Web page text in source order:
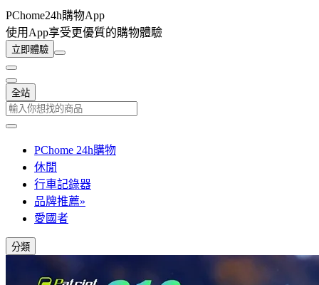
PChome24h購物App
使用App享受更優質的購物體驗
立即體驗
全站
PChome 24h購物
休閒
行車記錄器
品牌推薦»
愛國者
分類